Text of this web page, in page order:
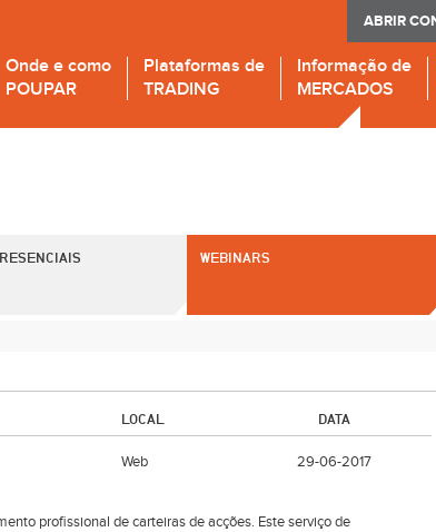
ABRIR
Onde e como
POUPAR
Plataformas de
TRADING
Informação de
MERCADOS
WEBINARS
LOCAL
DATA
Web 29-06-2017
profissional de carteiras de acções. Este serviço de